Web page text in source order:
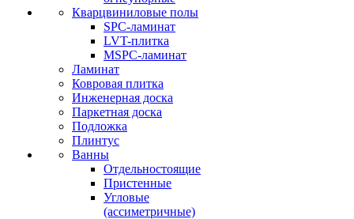
Кварцвиниловые полы
SPC-ламинат
LVT-плитка
MSPC-ламинат
Ламинат
Ковровая плитка
Инженерная доска
Паркетная доска
Подложка
Плинтус
Ванны
Отдельностоящие
Пристенные
Угловые
(ассиметричные)